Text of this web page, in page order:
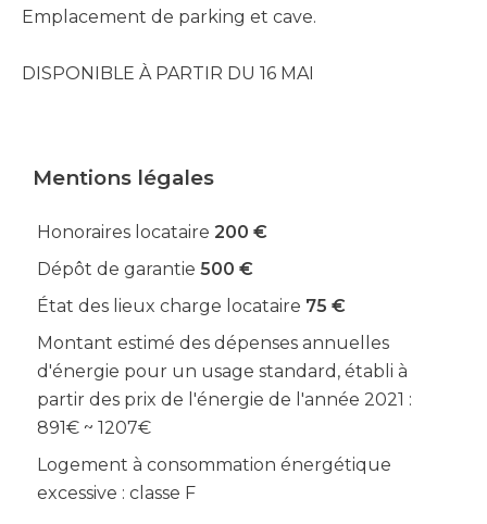
Emplacement de parking et cave.
DISPONIBLE À PARTIR DU 16 MAI
Mentions légales
Honoraires locataire 200 €
Dépôt de garantie 500 €
État des lieux charge locataire 75 €
Montant estimé des dépenses annuelles
d'énergie pour un usage standard, établi à
partir des prix de l'énergie de l'année 2021 :
891€ ~ 1207€
Logement à consommation énergétique
excessive : classe F